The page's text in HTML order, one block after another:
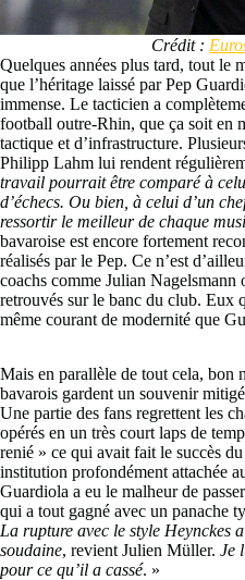
Crédit :
Quelques années plus tard, tout le
que l’héritage laissé par Pep
immense. Le tacticien a
football outre-Rhin, que ça soit en
tactique et d’infrastructure.
Philipp Lahm lui rendent
travail pourrait être comparé à
d’échecs. Ou bien, à celui d’un
ressortir le meilleur de chaque
bavaroise est encore fortement
réalisés par le Pep. Ce n’est
coachs comme Julian Nagelsmann
retrouvés sur le banc du club. Eux
même courant de modernité que
Mais en parallèle de tout cela, bon
bavarois gardent un souvenir
Une partie des fans regrettent les
opérés en un très court laps de
renié » ce qui avait fait le succès
institution profondément attachée
Guardiola a eu le malheur de
qui a tout gagné avec un panache
La rupture avec le style Heynckes
soudaine, revient Julien Müller. Je
pour ce qu’il a cassé. »